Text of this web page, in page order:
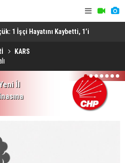
1 İşçi Hayatını Kaybetti, 1’i
KARS
İl
1 2 3 4 5 6 7